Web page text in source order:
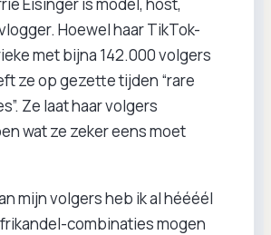
Hoewel haar TikTok-
met bijna 142.000 volgers
ze op gezette tijden “rare
Ze laat haar volgers
wat ze zeker eens moet
mijn volgers heb ik al héééél
combinaties mogen